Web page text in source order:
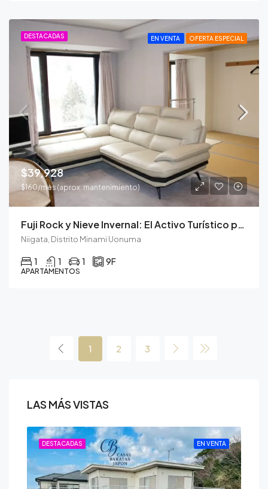
DESTACADAS EN VENTA OFERTA ESPECIAL
$39,928
$160/mes (aprox. mantenimiento)
Fuji Rock y Nieve Invernal: El Activo Turístico para Todo el Año.
Niigata, Distrito Minami Uonuma
1 1 1 9F
APARTAMENTOS
1 2 3
LAS MÁS VISTAS
EN VENTA
DESTACADAS